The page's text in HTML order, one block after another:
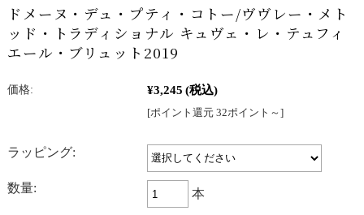
ドメーヌ・デュ・プティ・コトー/ヴヴレー・メト
ッド・トラディショナル キュヴェ・レ・テュフィ
エール・ブリュット2019
価格: ¥3,245 (税込)
[ポイント還元 32ポイント～]
ラッピング:
数量: 本